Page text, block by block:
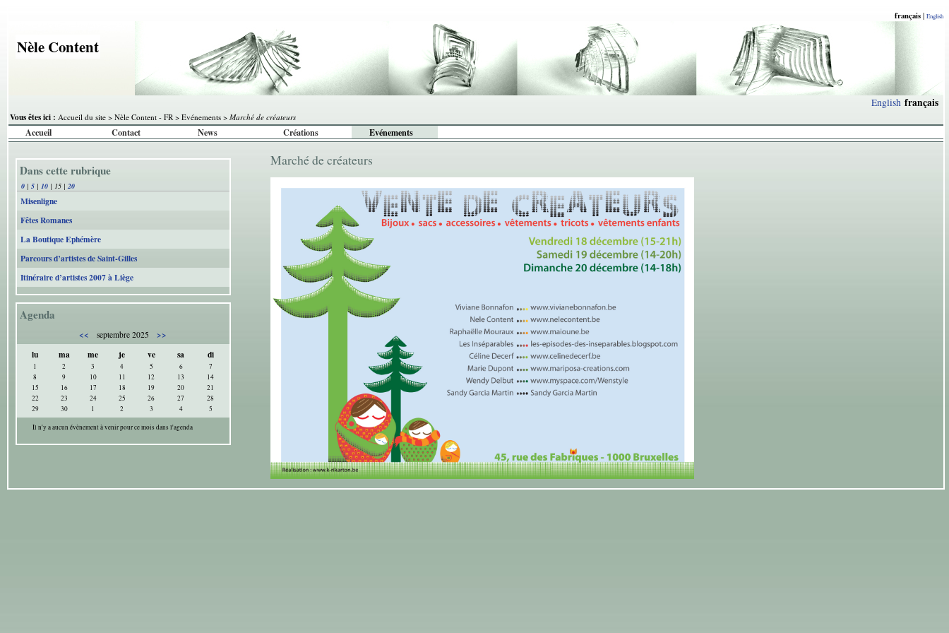
français | English
Nèle Content
English français
Vous êtes ici : Accueil du site > Nèle Content - FR > Evénements > Marché de créateurs
Accueil Contact News Créations Evénements
Dans cette rubrique
0 | 5 | 10 | 15 | 20
Misenligne
Fêtes Romanes
La Boutique Ephémère
Parcours d’artistes de Saint-Gilles
Itinéraire d’artistes 2007 à Liège
Agenda
<< septembre 2025
>>
lu
ma me je ve sa di
1 2 3 4 5 6
7
8
9 10 11 12 13
14
15
16 17 18 19 20
21
22
23 24 25 26 27
28
29
30 1 2 3 4
5
Il n'y a aucun évènement à venir pour ce mois dans l'agenda
Marché de créateurs